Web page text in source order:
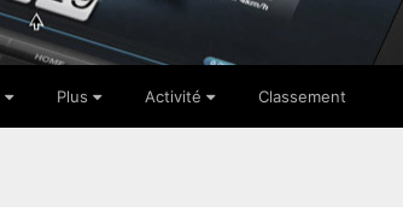
Plus Activité Classement